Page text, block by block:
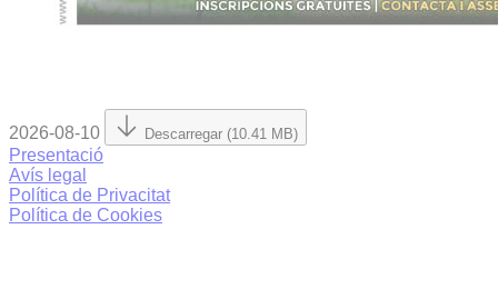
2026-08-10 Descarregar (10.41 MB)
Presentació
Avís legal
Política de Privacitat
Política de Cookies